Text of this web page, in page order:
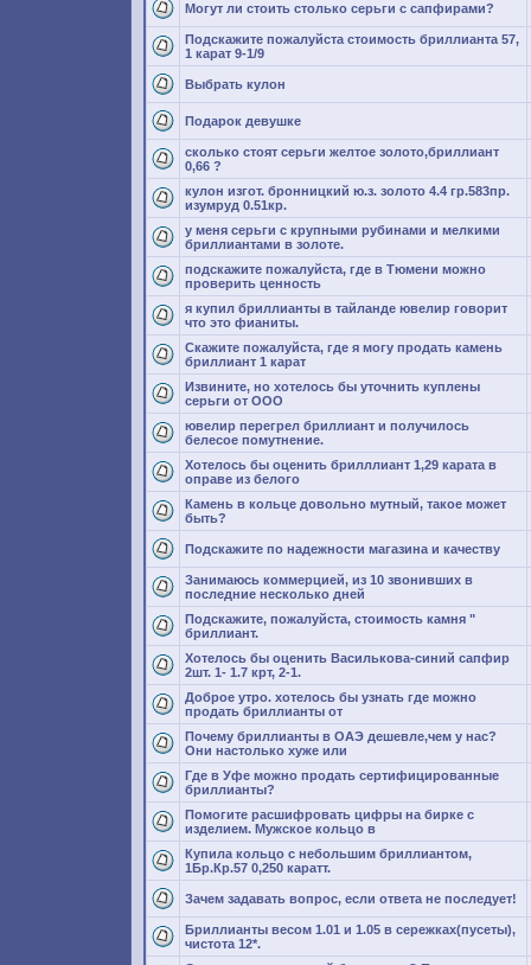
Могут ли стоить столько серьги с сапфирами?
Подскажите пожалуйста стоимость бриллианта 57,
1 карат 9-1/9
Выбрать кулон
Подарок девушке
сколько стоят серьги желтое золото,бриллиант
0,66 ?
кулон изгот. бронницкий ю.з. золото 4.4 гр.583пр.
изумруд 0.51кр.
у меня серьги с крупными рубинами и мелкими
бриллиантами в золоте.
подскажите пожалуйста, где в Тюмени можно
проверить ценность
я купил бриллианты в тайланде ювелир говорит
что это фианиты.
Скажите пожалуйста, где я могу продать камень
бриллиант 1 карат
Извините, но хотелось бы уточнить куплены
серьги от ООО
ювелир перегрел бриллиант и получилось
белесое помутнение.
Хотелось бы оценить брилллиант 1,29 карата в
оправе из белого
Камень в кольце довольно мутный, такое может
быть?
Подскажите по надежности магазина и качеству
Занимаюсь коммерцией, из 10 звонивших в
последние несколько дней
Подскажите, пожалуйста, cтоимость камня "
бриллиант.
Хотелось бы оценить Василькова-синий сапфир
2шт. 1- 1.7 крт, 2-1.
Доброе утро. хотелось бы узнать где можно
продать бриллианты от
Почему бриллианты в ОАЭ дешевле,чем у нас?
Они настолько хуже или
Где в Уфе можно продать сертифицированные
бриллианты?
Помогите расшифровать цифры на бирке с
изделием. Мужское кольцо в
Купила кольцо с небольшим бриллиантом,
1Бр.Кр.57 0,250 каратт.
Зачем задавать вопрос, если ответа не последует!
Бриллианты весом 1.01 и 1.05 в сережках(пусеты),
чистота 12*.